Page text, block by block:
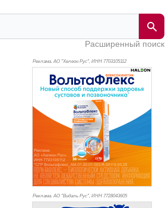
Расширенный поиск
Реклама. АО "Хелеон Рус", ИНН 7703105112
Реклама. АО "Видаль Рус", ИНН 7728043605